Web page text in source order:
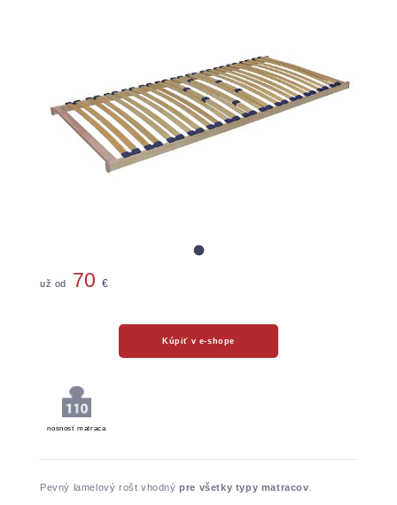
už od 70€
Kúpiť v e-shope
nosnosť matraca
Pevný lamelový rošt vhodnýpre všetky typy matracov